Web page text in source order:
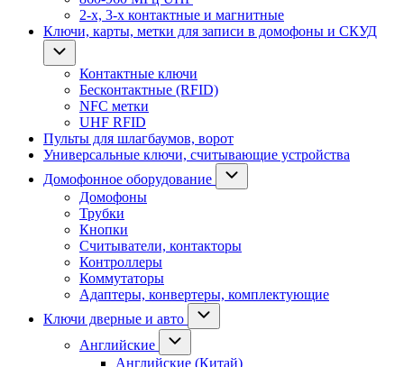
2-х, 3-х контактные и магнитные
Ключи, карты, метки для записи в домофоны и СКУД
Контактные ключи
Бесконтактные (RFID)
NFC метки
UHF RFID
Пульты для шлагбаумов, ворот
Универсальные ключи, считывающие устройства
Домофонное оборудование
Домофоны
Трубки
Кнопки
Считыватели, контакторы
Контроллеры
Коммутаторы
Адаптеры, конвертеры, комплектующие
Ключи дверные и авто
Английские
Английские (Китай)